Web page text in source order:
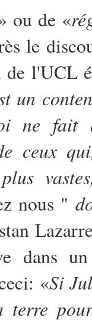
ou de «
le
l'UCL
un
ne fait
ceux
nous "
dans
«Si